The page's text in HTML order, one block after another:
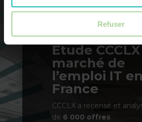
Refuser
Etude
marché de
l’emploi IT en
France
CCCLX a recensé et
de 6 000 offres